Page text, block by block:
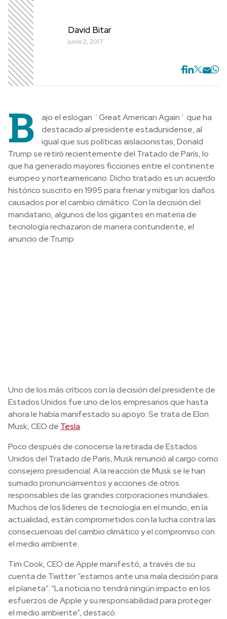
David Bitar
junio 2, 2017
B
ajo el eslogan ´Great American Again´ que ha
destacado al presidente estadunidense, al
igual que sus políticas aislacionistas, Donald
Trump se retiró recientemente del Tratado de París, lo
que ha generado mayores ficciones entre el continente
europeo y norteamericano. Dicho tratado es un acuerdo
histórico suscrito en 1995 para frenar y mitigar los daños
causados por el cambio climático. Con la decisión del
mandatario, algunos de los gigantes en materia de
tecnología rechazaron de manera contundente, el
anuncio de Trump
Uno de los más críticos con la decisión del presidente de
Estados Unidos fue uno de los empresarios que hasta
ahora le había manifestado su apoyo. Se trata de Elon
Musk, CEO de Tesla.
Poco después de conocerse la retirada de Estados
Unidos del Tratado de París, Musk renunció al cargo como
consejero presidencial. A la reacción de Musk se le han
sumado pronunciamientos y acciones de otros
responsables de las grandes corporaciones mundiales.
Muchos de los líderes de tecnología en el mundo, en la
actualidad, están comprometidos con la lucha contra las
consecuencias del cambio climático y el compromiso con
el medio ambiente.
Tim Cook, CEO de Apple manifestó, a través de su
cuenta de Twitter “estamos ante una mala decisión para
el planeta”. “La noticia no tendrá ningún impacto en los
esfuerzos de Apple y su responsabilidad para proteger
el medio ambiente”, destacó.